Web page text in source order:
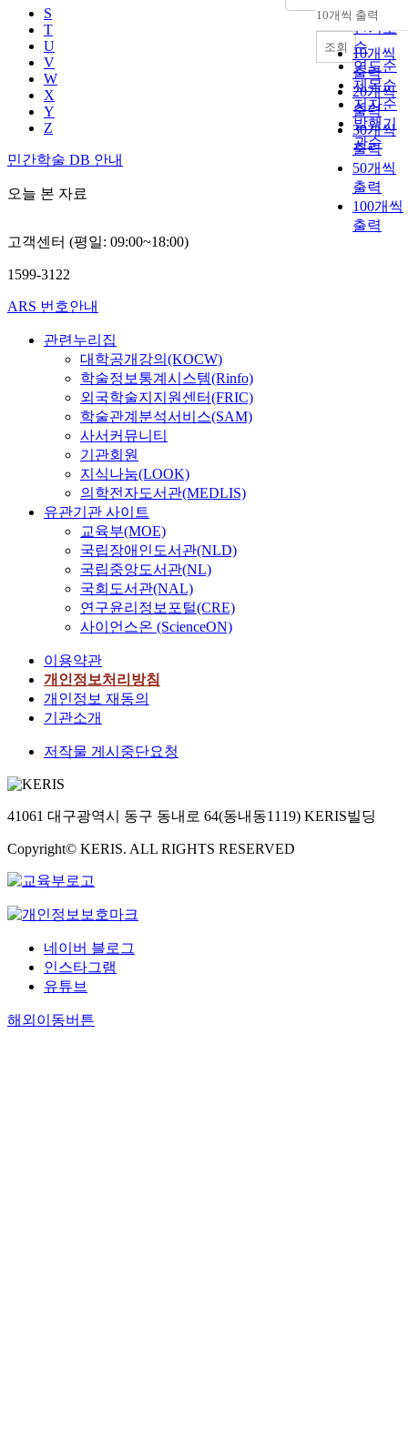
S
T
U
V
W
X
Y
Z
민간학술 DB 안내
오늘 본 자료
순
인기도
순
연도순
제목순
저자순
발행기
관순
내림차
10개씩 출력
10개씩
출력
20개씩
출력
30개씩
출력
50개씩
출력
100개씩
출력
조회
고객센터 (평일: 09:00~18:00)
1599-3122
ARS 번호안내
관련누리집
대학공개강의(KOCW)
학술정보통계시스템(Rinfo)
외국학술지지원센터(FRIC)
학술관계분석서비스(SAM)
사서커뮤니티
기관회원
지식나눔(LOOK)
의학전자도서관(MEDLIS)
유관기관 사이트
교육부(MOE)
국립장애인도서관(NLD)
국립중앙도서관(NL)
국회도서관(NAL)
연구윤리정보포털(CRE)
사이언스온 (ScienceON)
이용약관
개인정보처리방침
개인정보 재동의
기관소개
저작물 게시중단요청
41061 대구광역시 동구 동내로 64(동내동1119) KERIS빌딩
Copyright© KERIS. ALL RIGHTS RESERVED
네이버 블로그
인스타그램
유튜브
해외이동버튼